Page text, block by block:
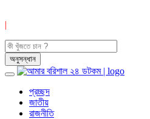
|
প্রচ্ছদ
জাতীয়
রাজনীতি